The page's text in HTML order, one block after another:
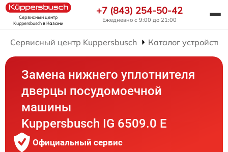
Сервисный центр
Kuppersbuschв Казани
+7 (843) 254-50-42
Ежедневно с 9:00 до 21:00
Сервисный центр Kuppersbusch Каталог устройств
Замена нижнего уплотнителя
дверцы посудомоечной
машины
Kuppersbusch IG 6509.0 E
Официальный сервис